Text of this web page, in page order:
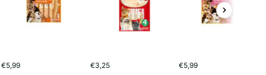
€5,99
€3,25
€5,99